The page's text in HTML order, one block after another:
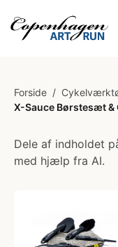
Forside /
X-Sauce Børstesæt
Dele af indholdet
med hjælp fra AI.